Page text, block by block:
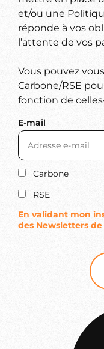
et/ou une
réponde à vos
l’attente de vos
Vous pouvez
Carbone/RSE
fonction de
E-mail
Carbone
RSE
En validant mon
des Newsletters de